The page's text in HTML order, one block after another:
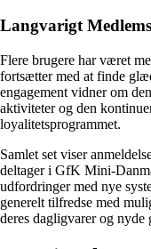
Langvarigt
Flere brugere har været
fortsætter med at finde
engagement vidner om
aktiviteter og den
loyalitetsprogrammet.
Samlet set viser
deltager i GfK Mini-
udfordringer med nye
generelt tilfredse med
deres dagligvarer og